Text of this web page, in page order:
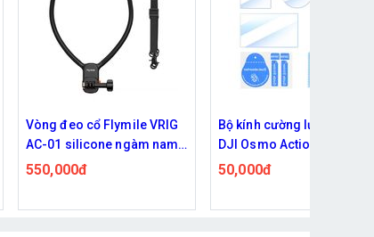
Bộ kính cường lực Camera
DJI Osmo Action 6 bảo vệ
ống kính và màn hình kèm
50,000đ
Khung kim loại bảo vệ và
mở rộng phụ kiện cho
Osmo Action 6 tích hợp
735,000đ